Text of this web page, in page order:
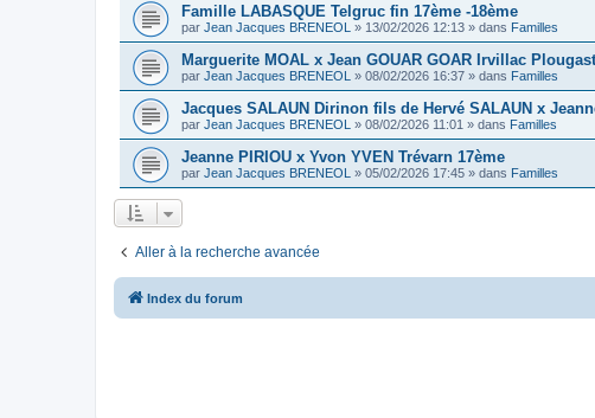
Famille LABASQUE Telgruc fin 17ème -18ème
par Jean Jacques BRENEOL » 13/02/2026 12:13 » dans Familles
Marguerite MOAL x Jean GOUAR GOAR Irvillac
par Jean Jacques BRENEOL » 08/02/2026 16:37 » dans Familles
Jacques SALAUN Dirinon fils de Hervé SALAUN x
par Jean Jacques BRENEOL » 08/02/2026 11:01 » dans Familles
Jeanne PIRIOU x Yvon YVEN Trévarn 17ème
par Jean Jacques BRENEOL » 05/02/2026 17:45 » dans Familles
Aller à la recherche avancée
Index du forum